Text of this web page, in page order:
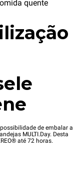
quente
de embalar a
MULTI.Day. Desta
até 72 horas.